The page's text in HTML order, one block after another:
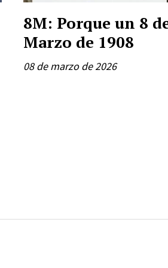
8M: Porque un 8
Marzo de 1908
08 de marzo de 2026